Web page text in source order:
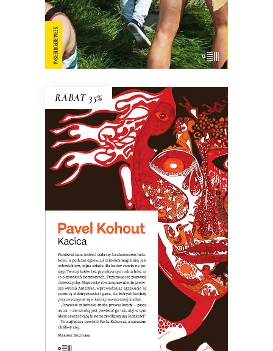
E-BOOK DO KOSZYKA
RABAT 35%
E-BOOK DO KOSZYKA
KACICA
Opowieść o dziewczynce, która nie
zdała do liceum teatralnego, więc
poszła do szkoły dla katów. Arcydzieło
czarnego humoru!
48.00 31.20 zł
KSIĄŻKA DO KOSZYKA